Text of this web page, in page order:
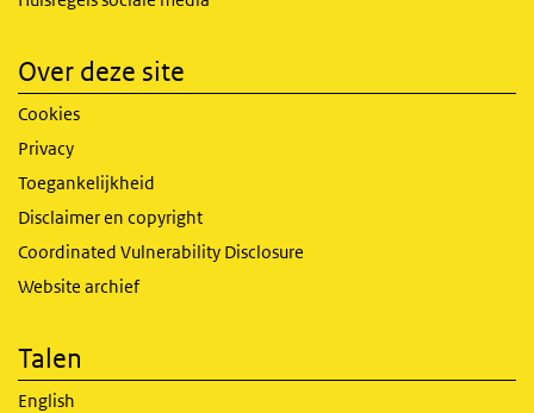
Over deze site
Cookies
Privacy
Toegankelijkheid
Disclaimer en copyright
Coordinated Vulnerability Disclosure
Website archief
Talen
English